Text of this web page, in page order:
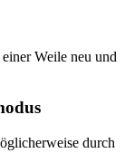
Weile neu und
durch